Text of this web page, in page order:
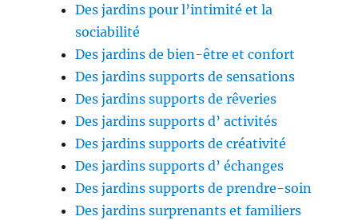
Des jardins pour l’intimité et la
sociabilité
Des jardins de bien-être et confort
Des jardins supports de sensations
Des jardins supports de rêveries
Des jardins supports d’ activités
Des jardins supports de créativité
Des jardins supports d’ échanges
Des jardins supports de prendre-soin
Des jardins surprenants et familiers